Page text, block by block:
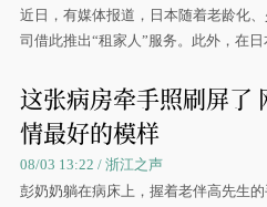
近日，有媒体报道，日本随着老龄化
司借此推出“租家人”服务。此外，在
这张病房牵手照刷屏了
情最好的模样
08/03 13:22 / 浙江之声
彭奶奶躺在病床上，握着老伴高先生